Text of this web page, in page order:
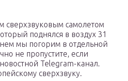
сверхзвуковым самолетом
поднялся в воздух 31
мы погорим в отдельной
не пропустите, если
Telegram-канал.
сверхзвуку.